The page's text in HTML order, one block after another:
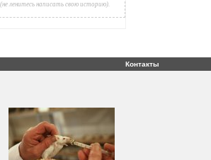
ленитесь написать свою историю).
Контакты